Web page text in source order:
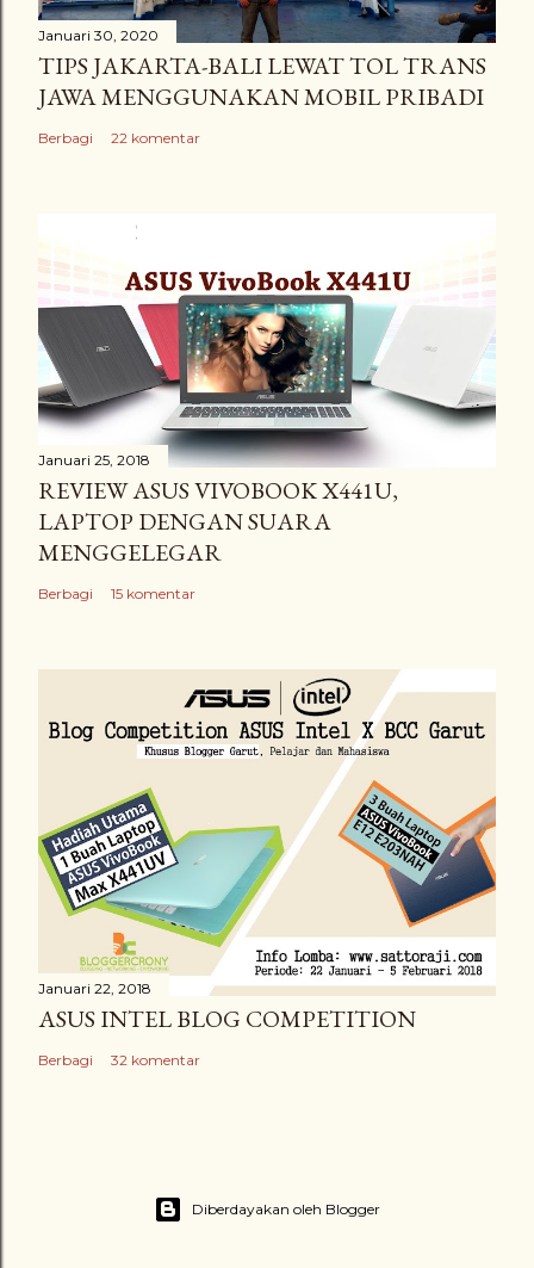
Januari 30, 2020
TIPS JAKARTA-BALI LEWAT TOL TRANS
JAWA MENGGUNAKAN MOBIL PRIBADI
Berbagi 22 komentar
Januari 25, 2018
REVIEW ASUS VIVOBOOK X441U,
LAPTOP DENGAN SUARA
MENGGELEGAR
Berbagi 15 komentar
Januari 22, 2018
ASUS INTEL BLOG COMPETITION
Berbagi 32 komentar
Diberdayakan oleh Blogger